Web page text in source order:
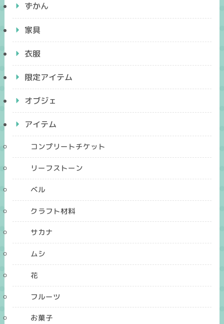
ずかん
家具
衣服
限定アイテム
オブジェ
アイテム
コンプリートチケット
リーフストーン
ベル
クラフト材料
サカナ
ムシ
花
フルーツ
お菓子